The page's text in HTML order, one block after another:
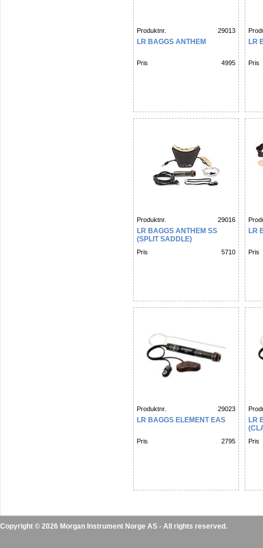
Produktnr. 29013
LR BAGGS ANTHEM
Pris 4995
LR
Pris
Produktnr. 29016
LR BAGGS ANTHEM SS
(SPLIT SADDLE)
Pris 5710
LR
Pris
Produktnr. 29023
LR BAGGS ELEMENT EAS
Pris 2795
LR
Pris
Copyright © 2026 Morgan Instrument Norge AS - All rights reserved.